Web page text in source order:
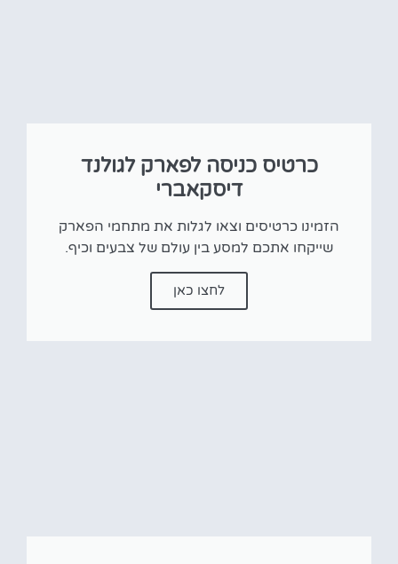
כרטיס כניסה לפארק לגולנד
דיסקאברי
הזמינו כרטיסים וצאו לגלות את מתחמי הפארק
שייקחו אתכם למסע בין עולם של צבעים וכיף.
לחצו כאן